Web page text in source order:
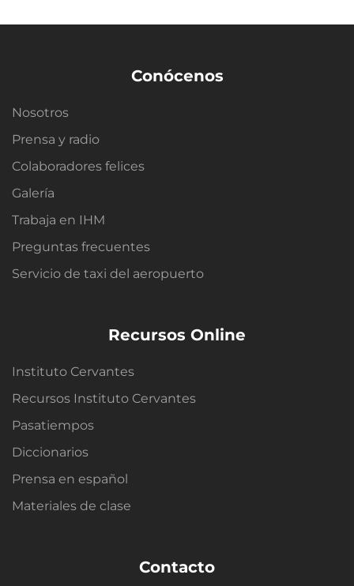
Conócenos
Nosotros
Prensa y radio
Colaboradores felices
Galería
Trabaja en IHM
Preguntas frecuentes
Servicio de taxi del aeropuerto
Recursos Online
Instituto Cervantes
Recursos Instituto Cervantes
Pasatiempos
Diccionarios
Prensa en español
Materiales de clase
Contacto